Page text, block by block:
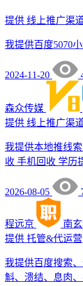
提供 线上推广渠
我提供百度5070
2024-11-20
森众传媒
提供 线上推广渠
我提供本地推线
收 手机回收 学历
2026-08-05
程远京 南
提供 托管&代运营
我提供百度搜索
斛、溃结、息肉